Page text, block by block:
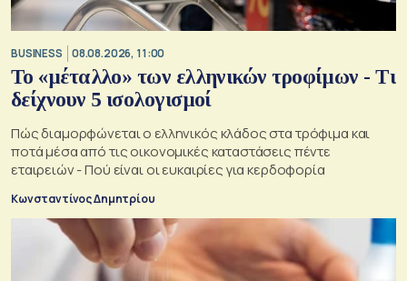
BUSINESS 08.08.2026, 11:00
Το «μέταλλο» των ελληνικών τροφίμων - Τι
δείχνουν 5 ισολογισμοί
Πώς διαμορφώνεται ο ελληνικός κλάδος στα τρόφιμα και
ποτά μέσα από τις οικονομικές καταστάσεις πέντε
εταιρειών - Πού είναι οι ευκαιρίες για κερδοφορία
Κωνσταντίνος Δημητρίου